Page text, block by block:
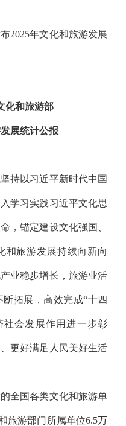
2025年文化和旅游发展
化和旅游部
展统计公报
持以习近平新时代中国
学习实践习近平文化思
，锚定建设文化强国、
和旅游发展持续向新向
业稳步增长，旅游业活
拓展，高效完成“十四
社会发展作用进一步彰
更好满足人民美好生活
全国各类文化和旅游单
旅游部门所属单位6.5万